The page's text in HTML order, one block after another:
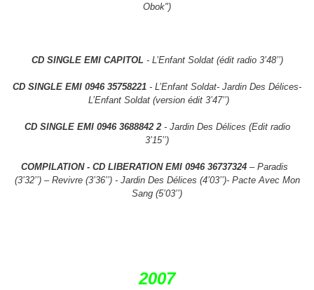
Obok")
CD SINGLE EMI CAPITOL - L’Enfant Soldat (édit radio 3’48’’)
CD SINGLE EMI 0946 35758221 - L’Enfant Soldat- Jardin Des Délices-
L’Enfant Soldat (version édit 3’47’’)
CD SINGLE EMI 0946 3688842 2- Jardin Des Délices (Edit radio
3’15’’)
COMPILATION - CD LIBERATION EMI 0946 36737324– Paradis
(3’32’’) – Revivre (3’36’’) - Jardin Des Délices (4’03’’)- Pacte Avec Mon
Sang (5’03’’)
2007